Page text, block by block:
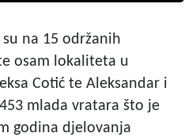
na 15 održanih
osam lokaliteta u
Cotić te Aleksandar i
mlada vratara što je
godina djelovanja